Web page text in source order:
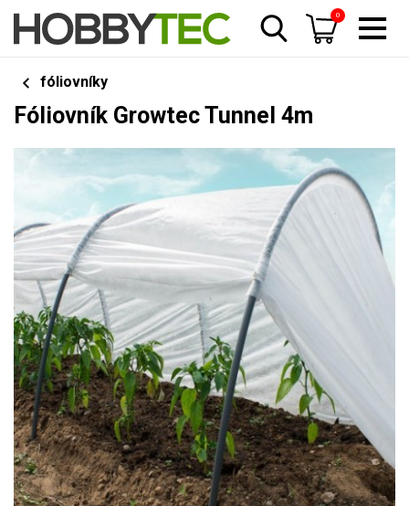
0
fóliovníky
Fóliovník Growtec Tunnel 4m